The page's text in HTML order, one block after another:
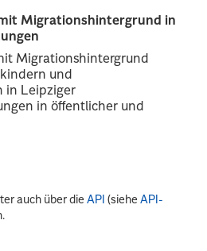
Migrationshintergrund in
Migrationshintergrund
und
in Leipziger
in öffentlicher und
auch über dieAPI (sieheAPI-